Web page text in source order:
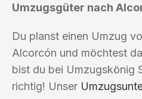
Umzugsgüter nach
Du planst einen Umzug
Alcorcón und möchtest
bist du bei Umzugskönig
richtig! Unser